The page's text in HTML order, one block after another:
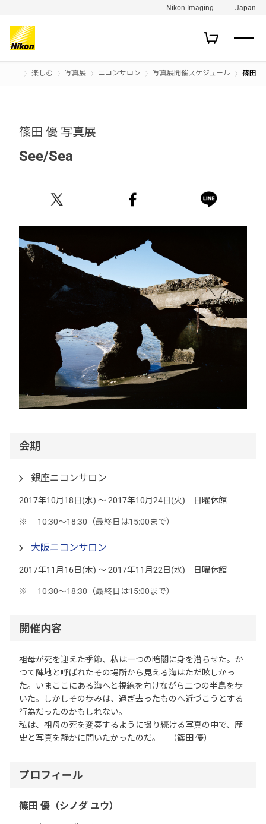
Nikon Imaging ｜ Japan
楽しむ 写真展 ニコンサロン 写真展開催スケジュール 篠田
篠田 優 写真展
See/Sea
会期
銀座ニコンサロン
2017年10月18日(水) 〜 2017年10月24日(火) 日曜休館
10:30〜18:30（最終日は15:00まで）
大阪ニコンサロン
2017年11月16日(木) 〜 2017年11月22日(水) 日曜休館
10:30〜18:30（最終日は15:00まで）
開催内容
祖母が死を迎えた季節、私は一つの暗闇に身を潜らせた。か
つて陣地と呼ばれたその場所から見える海はただ眩しかっ
た。いまここにある海へと視線を向けながら二つの半島を歩
いた。しかしその歩みは、過ぎ去ったものへ近づこうとする
行為だったのかもしれない。
私は、祖母の死を変奏するように撮り続ける写真の中で、歴
史と写真を静かに問いたかったのだ。 （篠田 優）
プロフィール
篠田 優（シノダ ユウ）